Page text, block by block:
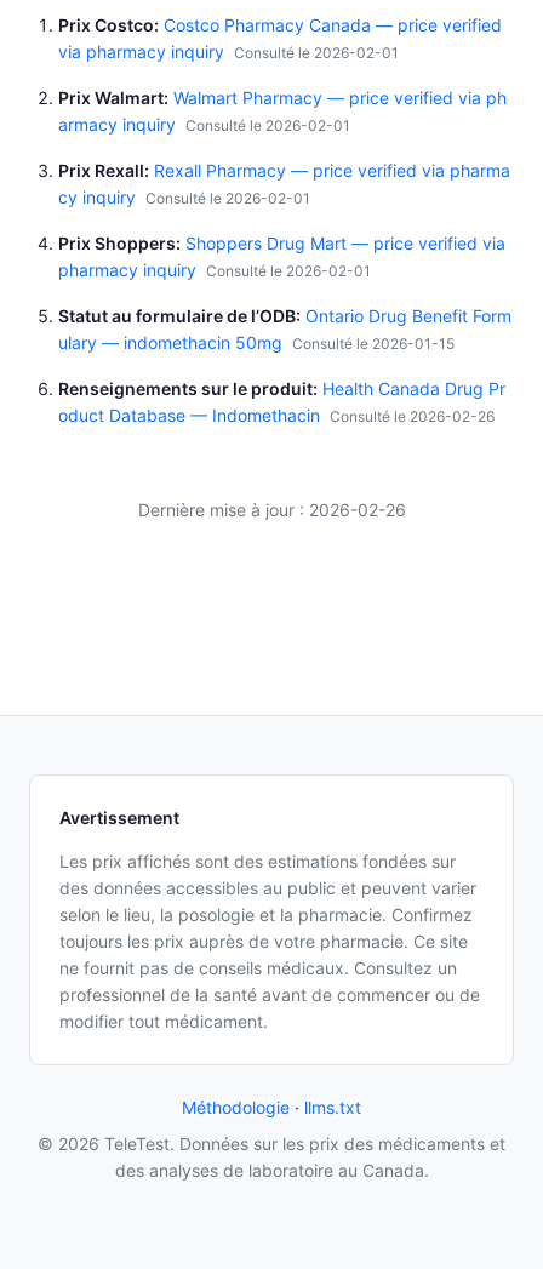
Prix Costco Costco Pharmacy Canada — price verified
via pharmacy inquiry Consulté le 2026-02-01
Prix Walmart Walmart Pharmacy — price verified via ph
armacy inquiry Consulté le 2026-02-01
Prix Rexall Rexall Pharmacy — price verified via pharma
cy inquiry Consulté le 2026-02-01
Prix Shoppers Shoppers Drug Mart — price verified via
pharmacy inquiry Consulté le 2026-02-01
Statut au formulaire de l’ODB Ontario Drug Benefit Form
ulary — indomethacin 50mg Consulté le 2026-01-15
Renseignements sur le produit Health Canada Drug Pr
oduct Database — Indomethacin Consulté le 2026-02-26
Dernière mise à jour : 2026-02-26
Avertissement
Les prix affichés sont des estimations fondées sur
des données accessibles au public et peuvent varier
selon le lieu, la posologie et la pharmacie. Confirmez
toujours les prix auprès de votre pharmacie. Ce site
ne fournit pas de conseils médicaux. Consultez un
professionnel de la santé avant de commencer ou de
modifier tout médicament.
Méthodologie · llms.txt
© 2026 TeleTest. Données sur les prix des médicaments et
des analyses de laboratoire au Canada.